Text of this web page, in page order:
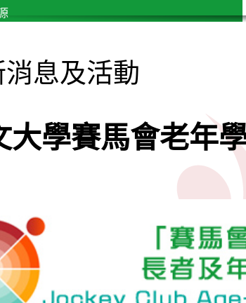
消息及活動
大學賽馬會老年